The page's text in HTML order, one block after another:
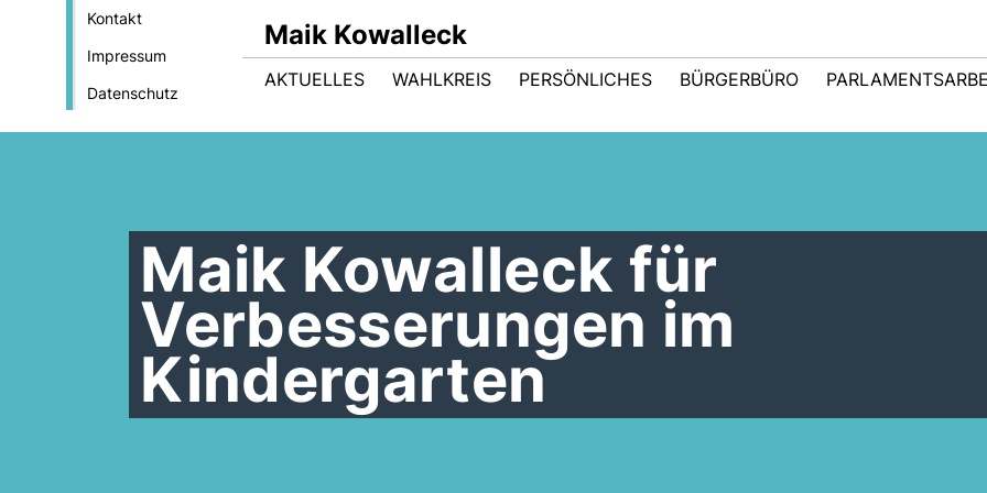
Kontakt
Impressum
Datenschutz
Maik Kowalleck
AKTUELLES WAHLKREIS PERSÖNLICHES BÜRGERBÜRO
Maik Kowalleck für
Verbesserungen im
Kindergarten